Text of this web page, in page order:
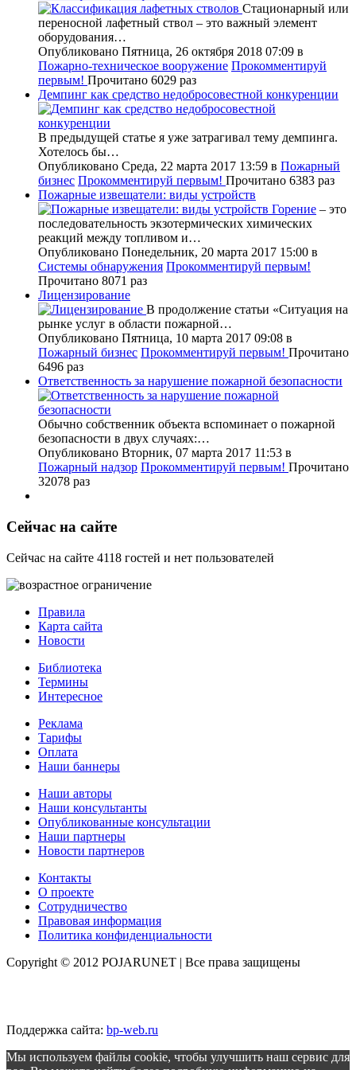
Стационарный или
переносной лафетный ствол – это важный элемент
оборудования…
Опубликовано Пятница, 26 октября 2018 07:09 в
Пожарно-техническое вооружение Прокомментируй
первым! Прочитано 6029 раз
Демпинг как средство недобросовестной конкуренции
В предыдущей статье я уже затрагивал тему демпинга.
Хотелось бы…
Опубликовано Среда, 22 марта 2017 13:59 в Пожарный
бизнес Прокомментируй первым! Прочитано 6383 раз
Пожарные извещатели: виды устройств
Горение – это
последовательность экзотермических химических
реакций между топливом и…
Опубликовано Понедельник, 20 марта 2017 15:00 в
Системы обнаружения Прокомментируй первым!
Прочитано 8071 раз
Лицензирование
В продолжение статьи «Ситуация на
рынке услуг в области пожарной…
Опубликовано Пятница, 10 марта 2017 09:08 в
Пожарный бизнес Прокомментируй первым! Прочитано
6496 раз
Ответственность за нарушение пожарной безопасности
Обычно собственник объекта вспоминает о пожарной
безопасности в двух случаях:…
Опубликовано Вторник, 07 марта 2017 11:53 в
Пожарный надзор Прокомментируй первым! Прочитано
32078 раз
Сейчас на сайте
Сейчас на сайте 4118 гостей и нет пользователей
Правила
Карта сайта
Новости
Библиотека
Термины
Интересное
Реклама
Тарифы
Оплата
Наши баннеры
Наши авторы
Наши консультанты
Опубликованные консультации
Наши партнеры
Новости партнеров
Контакты
О проекте
Сотрудничество
Правовая информация
Политика конфиденциальности
Copyright © 2012 POJARUNET | Все права защищены
Поддержка сайта: bp-web.ru
Мы используем файлы cookie, чтобы улучшить наш сервис для